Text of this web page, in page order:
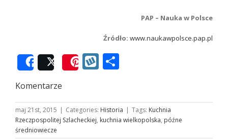
PAP – Nauka w Polsce
Źródło: www.naukawpolsce.pap.pl
SharePost SaveWykop
Komentarze
maj 21st, 2015 | Categories: Historia | Tags: Kuchnia
Rzeczpospolitej Szlacheckiej, kuchnia wielkopolska, późne
średniowiecze